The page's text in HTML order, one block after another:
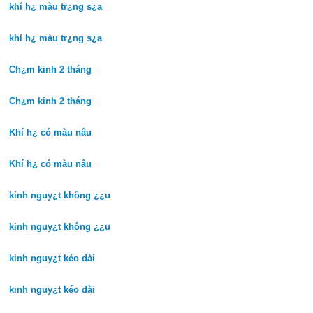
khí h¿ màu tr¿ng s¿a
khí h¿ màu tr¿ng s¿a
Ch¿m kinh 2 tháng
Ch¿m kinh 2 tháng
Khí h¿ có màu nâu
Khí h¿ có màu nâu
kinh nguy¿t không ¿¿u
kinh nguy¿t không ¿¿u
kinh nguy¿t kéo dài
kinh nguy¿t kéo dài